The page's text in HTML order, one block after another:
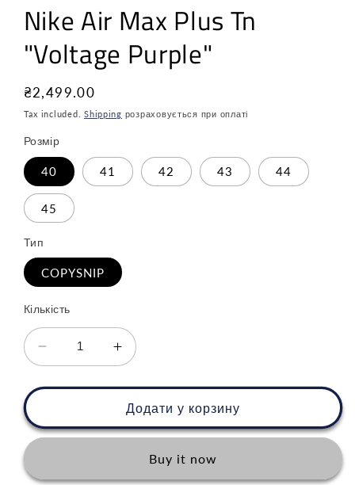
Nike Air Max Plus Tn
"Voltage Purple"
Звичайна
ціна
₴2,499.00
Tax included.Shipping розраховується при оплаті
Розмір
40 41 42 43 44
45
Тип
COPYSNIP
Кількість
Зменшити
кількість
для
Air
Max
Tn
Збільшити
кількість
для
Nike
Air
Max
Tn
Додати у корзину
Buy it now